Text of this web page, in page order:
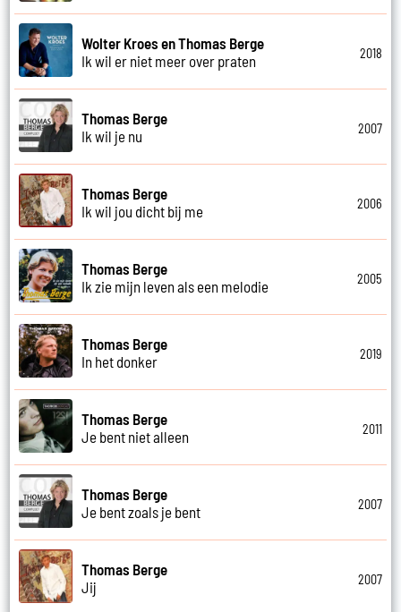
Wolter Kroes en Thomas Berge
Ik wil er niet meer over praten
2018
Thomas Berge
Ik wil je nu
2007
Thomas Berge
Ik wil jou dicht bij me
2006
Thomas Berge
Ik zie mijn leven als een melodie
2005
Thomas Berge
In het donker
2019
Thomas Berge
Je bent niet alleen
2011
Thomas Berge
Je bent zoals je bent
2007
Thomas Berge
Jij
2007